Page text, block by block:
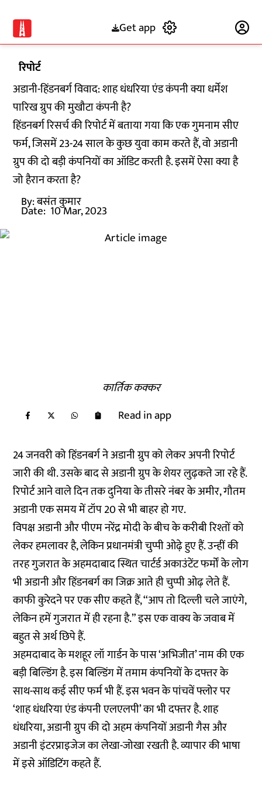
Get app
रिपोर्ट
अडानी-हिंडनबर्ग विवाद: शाह धंधरिया एंड कंपनी क्या धर्मेश
पारिख ग्रुप की मुखौटा कंपनी है?
हिंडनबर्ग रिसर्च की रिपोर्ट में बताया गया कि एक गुमनाम सीए
फर्म, जिसमें 23-24 साल के कुछ युवा काम करते हैं, वो अडानी
ग्रुप की दो बड़ी कंपनियों का ऑडिट करती है. इसमें ऐसा क्या है
जो हैरान करता है?
By:बसंत कुमार
Date: 10 Mar, 2023
कार्तिक कक्कर
Read in app
24 जनवरी को हिंडनबर्ग ने अडानी ग्रुप को लेकर अपनी रिपोर्ट
जारी की थी. उसके बाद से अडानी ग्रुप के शेयर लुढ़कते जा रहे हैं.
रिपोर्ट आने वाले दिन तक दुनिया के तीसरे नंबर के अमीर, गौतम
अडानी एक समय में टॉप 20 से भी बाहर हो गए.
विपक्ष अडानी और पीएम नरेंद्र मोदी के बीच के करीबी रिश्तों को
लेकर हमलावर है, लेकिन प्रधानमंत्री चुप्पी ओढ़े हुए हैं. उन्हीं की
तरह गुजरात के अहमदाबाद स्थित चार्टर्ड अकाउंटेंट फर्मों के लोग
भी अडानी और हिंडनबर्ग का जिक्र आते ही चुप्पी ओढ़ लेते हैं.
काफी कुरेदने पर एक सीए कहते हैं, ‘‘आप तो दिल्ली चले जाएंगे,
लेकिन हमें गुजरात में ही रहना है.” इस एक वाक्य के जवाब में
बहुत से अर्थ छिपे हैं.
अहमदाबाद के मशहूर लॉ गार्डन के पास ‘अभिजीत’ नाम की एक
बड़ी बिल्डिंग है. इस बिल्डिंग में तमाम कंपनियों के दफ्तर के
साथ-साथ कई सीए फर्म भी हैं. इस भवन के पांचवें फ्लोर पर
‘शाह धंधरिया एंड कंपनी एलएलपी’ का भी दफ्तर है. शाह
धंधरिया, अडानी ग्रुप की दो अहम कंपनियों अडानी गैस और
अडानी इंटरप्राइजेज का लेखा-जोखा रखती है. व्यापार की भाषा
में इसे ऑडिटिंग कहते हैं.